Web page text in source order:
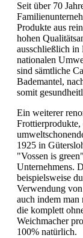
Seit über 70
Produkte aus
hohen
ausschließlich in
nationalen
sind sämtliche
Bademantel,
somit
Ein weiterer
Frottierprodukte,
1925 in
"Vossen is
Unternehmens.
beispielsweise
Verwendung
auch indem
die komplett
Weichmacher
100% natürlich.